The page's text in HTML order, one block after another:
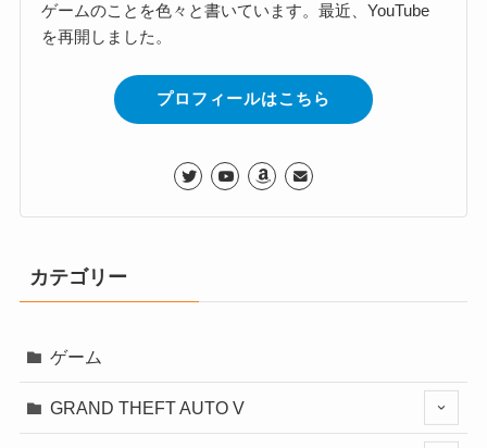
ゲームのことを色々と書いています。最近、YouTube
を再開しました。
プロフィールはこちら
カテゴリー
ゲーム
GRAND THEFT AUTO V